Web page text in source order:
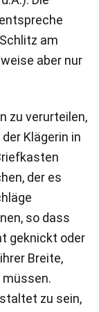
am
aber nur
zu verurteilen,
Klägerin in
der es
so dass
geknickt oder
Breite,
müssen.
zu sein,